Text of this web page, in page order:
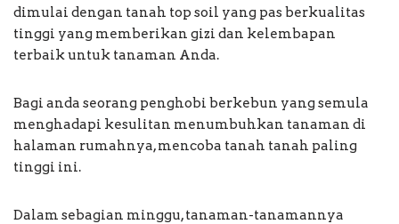
dimulai dengan tanah top soil yang pas berkualitas
tinggi yang memberikan gizi dan kelembapan
terbaik untuk tanaman Anda.
Bagi anda seorang penghobi berkebun yang semula
menghadapi kesulitan menumbuhkan tanaman di
halaman rumahnya, mencoba tanah tanah paling
tinggi ini.
Dalam sebagian minggu, tanaman-tanamannya